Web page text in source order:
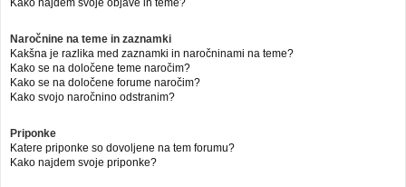
Naročnine na teme in zaznamki
Kakšna je razlika med zaznamki in naročninami na teme?
Kako se na določene teme naročim?
Kako se na določene forume naročim?
Kako svojo naročnino odstranim?
Priponke
Katere priponke so dovoljene na tem forumu?
Kako najdem svoje priponke?